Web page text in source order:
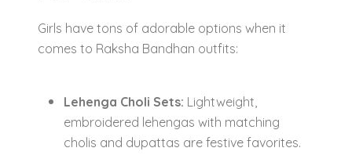
Girls have tons of adorable options when it
comes to Raksha Bandhan outfits:
Lehenga Choli Sets: Lightweight,
embroidered lehengas with matching
cholis and dupattas are festive favorites.